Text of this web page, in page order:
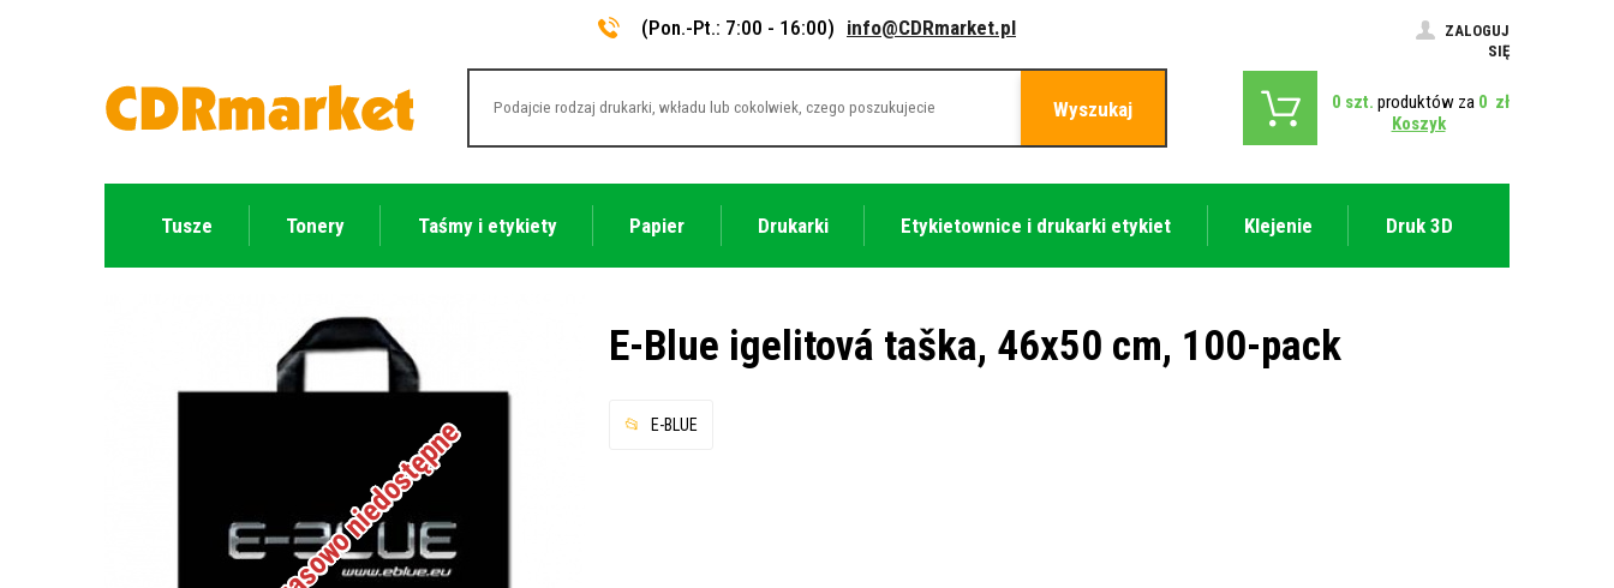
(Pon.-Pt.: 7:00 - 16:00) info@CDRmarket.pl
ZALOGUJ
SIĘ
Wyszukaj 0 szt. produktów za 0 zł
Koszyk
Tusze Tonery Taśmy i etykiety Papier Drukarki Etykietownice i drukarki etykiet Klejenie Druk 3D
Tymczasowo niedostępne
E-Blue igelitová taška, 46x50 cm, 100-pack
E-BLUE